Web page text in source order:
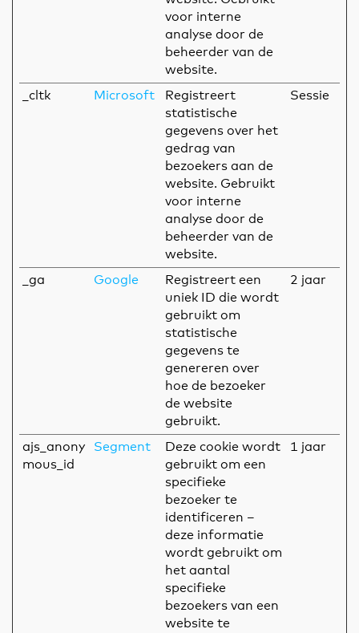
voor interne
analyse door de
beheerder van de
website.
_cltk
Microsoft
Registreert
statistische
gegevens over het
gedrag van
bezoekers aan de
website. Gebruikt
voor interne
analyse door de
beheerder van de
website.
Sessie
_ga Google
Registreert een
uniek ID die wordt
gebruikt om
statistische
gegevens te
genereren over
hoe de bezoeker
de website
gebruikt.
2 jaar
ajs_anony
mous_id
Segment
Deze cookie wordt
gebruikt om een
specifieke
bezoeker te
identificeren –
deze informatie
wordt gebruikt om
het aantal
specifieke
bezoekers van een
website te
1 jaar